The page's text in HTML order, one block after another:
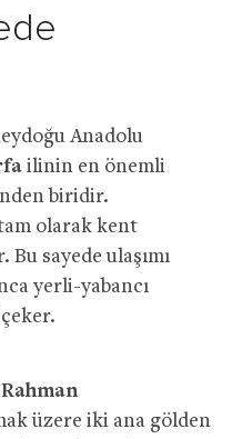
Anadolu
ilinin en önemli
biridir.
olarak kent
sayede ulaşımı
yerli-yabancı
üzere iki ana gölden